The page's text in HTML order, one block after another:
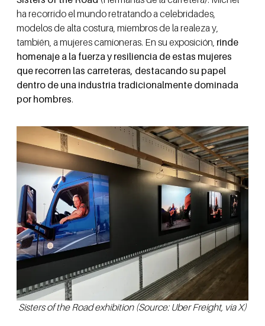
ha recorrido el mundo retratando a celebridades,
modelos de alta costura, miembros de la realeza y,
también, a mujeres camioneras. En su exposición, rinde
homenaje a la fuerza y resiliencia de estas mujeres
que recorren las carreteras, destacando su papel
dentro de una industria tradicionalmente dominada
por hombres.
Sisters of the Road exhibition (Source: Uber Freight, via X)